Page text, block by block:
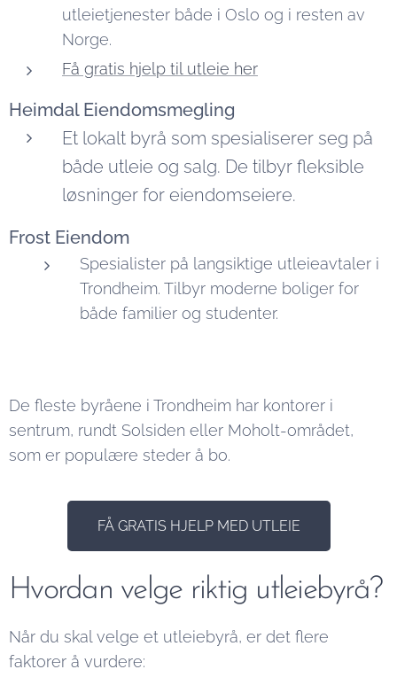
utleietjenester både i Oslo og i resten av
Norge.
Få gratis hjelp til utleie her
Heimdal Eiendomsmegling
Et lokalt byrå som spesialiserer seg på
både utleie og salg. De tilbyr fleksible
løsninger for eiendomseiere.
Frost Eiendom
Spesialister på langsiktige utleieavtaler i
Trondheim. Tilbyr moderne boliger for
både familier og studenter.
De fleste byråene i Trondheim har kontorer i
sentrum, rundt Solsiden eller Moholt-området,
som er populære steder å bo.
FÅ GRATIS HJELP MED UTLEIE
Hvordan velge riktig utleiebyrå?
Når du skal velge et utleiebyrå, er det flere
faktorer å vurdere: